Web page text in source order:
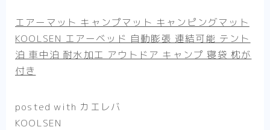
エアーマット キャンプマット キャンピングマット
KOOLSEN エアーベッド 自動膨張 連結可能 テント
泊 車中泊 耐水加工 アウトドア キャンプ 寝袋 枕が
付き
posted with カエレバ
KOOLSEN